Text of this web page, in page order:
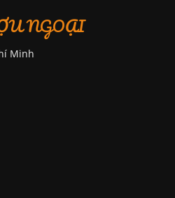
NGOẠI
Minh